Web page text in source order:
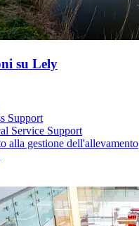
su Lely
Support
Service Support
alla gestione dell'allevamento